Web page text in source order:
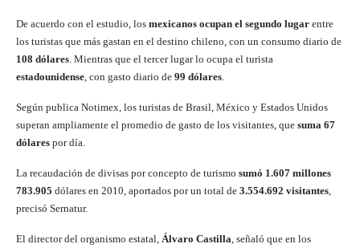
De acuerdo con el estudio, los mexicanos ocupan el segundo lugar entre
los turistas que más gastan en el destino chileno, con un consumo diario de
108 dólares. Mientras que el tercer lugar lo ocupa el turista
estadounidense, con gasto diario de 99 dólares.
Según publica Notimex, los turistas de Brasil, México y Estados Unidos
superan ampliamente el promedio de gasto de los visitantes, que suma 67
dólares por día.
La recaudación de divisas por concepto de turismo sumó 1.607 millones
783.905 dólares en 2010, aportados por un total de 3.554.692 visitantes,
precisó Sernatur.
El director del organismo estatal, Álvaro Castilla, señaló que en los